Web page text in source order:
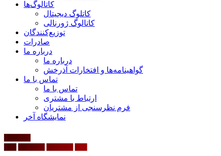
کاتالوگ‌ها
کاتلوگ دیجیتال
کاتالوگ ژورنالی
توزیع‌کنندگان
صادرات
درباره ما
درباره ما
گواهینامه‌ها و افتخارات آذرخش
تماس با ما
تماس با ما
ارتباط با مشتری
فرم نظرسنجی از مشتریان
نمایشگاه‌ آخر